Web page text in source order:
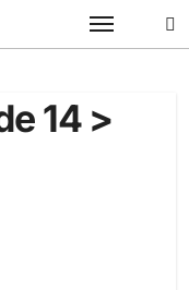
14 >